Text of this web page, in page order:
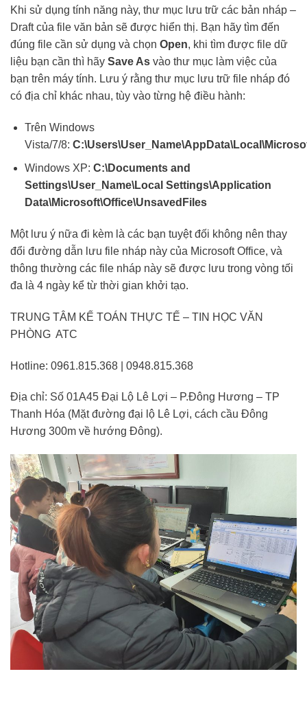
Khi sử dụng tính năng này, thư mục lưu trữ các bản nháp –
Draft của file văn bản sẽ được hiển thị. Bạn hãy tìm đến
đúng file cần sử dụng và chọn Open, khi tìm được file dữ
liệu bạn cần thì hãy Save As vào thư mục làm việc của
bạn trên máy tính. Lưu ý rằng thư mục lưu trữ file nháp đó
có địa chỉ khác nhau, tùy vào từng hệ điều hành:
Trên Windows
Vista/7/8:
Windows XP: C:\Documents and
Settings\User_Name\Local Settings\Application
Data\Microsoft\Office\UnsavedFiles
Một lưu ý nữa đi kèm là các bạn tuyệt đối không nên thay
đổi đường dẫn lưu file nháp này của Microsoft Office, và
thông thường các file nháp này sẽ được lưu trong vòng tối
đa là 4 ngày kể từ thời gian khởi tạo.
TRUNG TÂM KẾ TOÁN THỰC TẾ – TIN HỌC VĂN
PHÒNG ATC
Hotline: 0961.815.368 | 0948.815.368
Địa chỉ: Số 01A45 Đại Lộ Lê Lợi – P.Đông Hương – TP
Thanh Hóa (Mặt đường đại lộ Lê Lợi, cách cầu Đông
Hương 300m về hướng Đông).